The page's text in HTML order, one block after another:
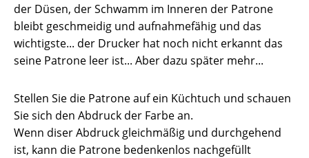
der Düsen, der Schwamm im Inneren der Patrone
bleibt geschmeidig und aufnahmefähig und das
wichtigste... der Drucker hat noch nicht erkannt das
seine Patrone leer ist... Aber dazu später mehr...
Stellen Sie die Patrone auf ein Küchtuch und schauen
Sie sich den Abdruck der Farbe an.
Wenn diser Abdruck gleichmäßig und durchgehend
ist, kann die Patrone bedenkenlos nachgefüllt